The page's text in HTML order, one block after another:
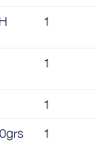
1
1
1
1